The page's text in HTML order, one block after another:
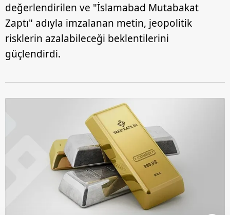
değerlendirilen ve "İslamabad Mutabakat
Zaptı" adıyla imzalanan metin, jeopolitik
risklerin azalabileceği beklentilerini
güçlendirdi.